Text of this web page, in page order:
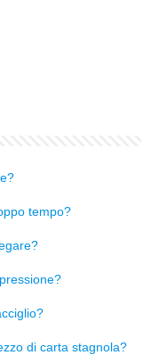
tempo?
di carta stagnola?